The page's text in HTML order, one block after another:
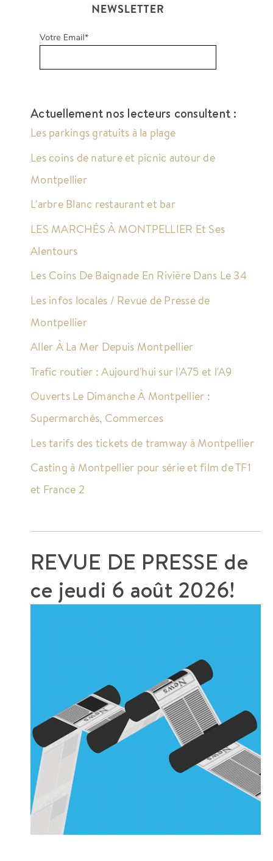
Actuellement nos lecteurs consultent :
Les parkings gratuits à la plage
Les coins de nature et picnic autour de
Montpellier
L'arbre Blanc restaurant et bar
LES MARCHÉS À MONTPELLIER Et Ses
Alentours
Les Coins De Baignade En Rivière Dans Le 34
Les infos locales / Revue de Presse de
Montpellier
Aller À La Mer Depuis Montpellier
Trafic routier : Aujourd'hui sur l'A75 et l'A9
Ouverts Le Dimanche À Montpellier :
Supermarchés, Commerces
Les tarifs des tickets de tramway à Montpellier
Casting à Montpellier pour série et film de TF1
et France 2
REVUE DE PRESSE de
ce jeudi 6 août 2026!